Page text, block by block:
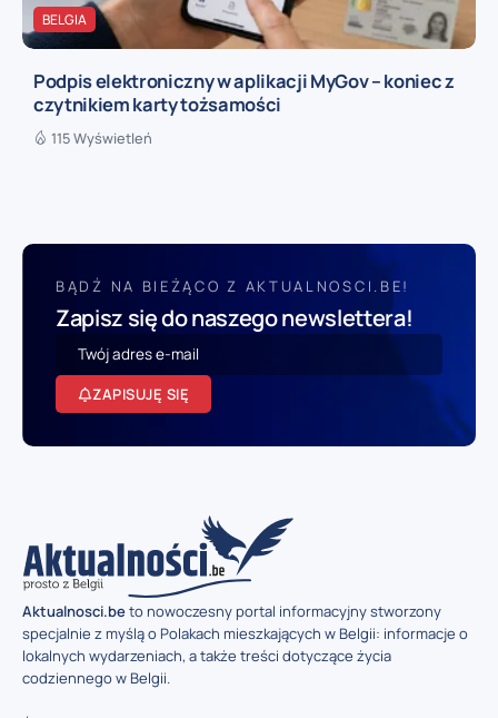
BELGIA
Podpis elektroniczny w aplikacji MyGov – koniec z
czytnikiem karty tożsamości
115 Wyświetleń
BĄDŹ NA BIEŻĄCO Z AKTUALNOSCI.BE!
Zapisz się do naszego newslettera!
ZAPISUJĘ SIĘ
Aktualnosci.beto nowoczesny portal informacyjny stworzony
specjalnie z myślą o Polakach mieszkających w Belgii: informacje o
lokalnych wydarzeniach, a także treści dotyczące życia
codziennego w Belgii.